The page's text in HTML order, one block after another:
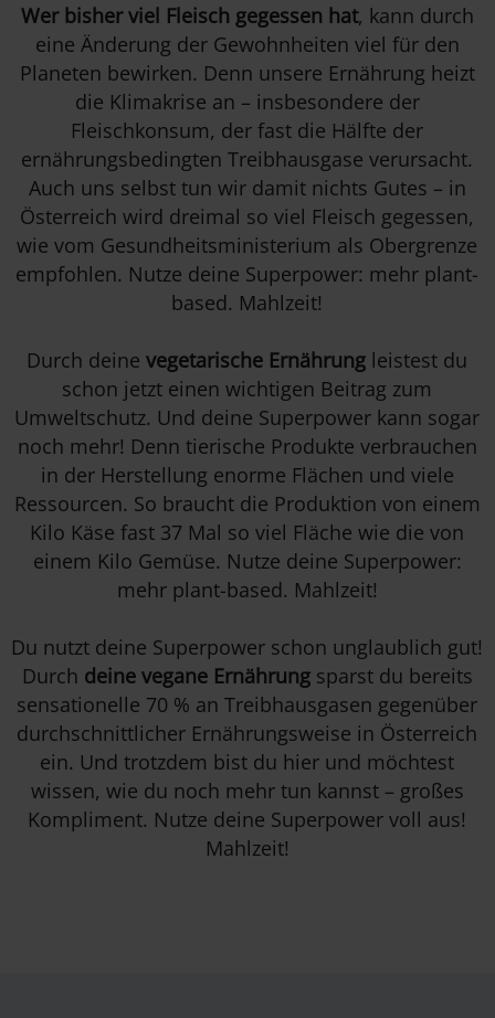
Wer bisher viel Fleisch gegessen hat, kann durch
eine Änderung der Gewohnheiten viel für den
Planeten bewirken. Denn unsere Ernährung heizt
die Klimakrise an – insbesondere der
Fleischkonsum, der fast die Hälfte der
ernährungsbedingten Treibhausgase verursacht.
Auch uns selbst tun wir damit nichts Gutes – in
Österreich wird dreimal so viel Fleisch gegessen,
wie vom Gesundheitsministerium als Obergrenze
empfohlen. Nutze deine Superpower: mehr plant-
based. Mahlzeit!
Durch deinevegetarische Ernährung leistest du
schon jetzt einen wichtigen Beitrag zum
Umweltschutz. Und deine Superpower kann sogar
noch mehr! Denn tierische Produkte verbrauchen
in der Herstellung enorme Flächen und viele
Ressourcen. So braucht die Produktion von einem
Kilo Käse fast 37 Mal so viel Fläche wie die von
einem Kilo Gemüse. Nutze deine Superpower:
mehr plant-based. Mahlzeit!
Du nutzt deine Superpower schon unglaublich gut!
Durch deine vegane Ernährungsparst du bereits
sensationelle 70 % an Treibhausgasen gegenüber
durchschnittlicher Ernährungsweise in Österreich
ein. Und trotzdem bist du hier und möchtest
wissen, wie du noch mehr tun kannst – großes
Kompliment. Nutze deine Superpower voll aus!
Mahlzeit!